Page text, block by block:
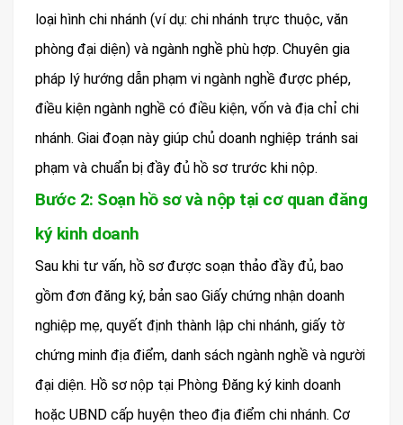
loại hình chi nhánh (ví dụ: chi nhánh trực thuộc, văn
phòng đại diện) và ngành nghề phù hợp. Chuyên gia
pháp lý hướng dẫn phạm vi ngành nghề được phép,
điều kiện ngành nghề có điều kiện, vốn và địa chỉ chi
nhánh. Giai đoạn này giúp chủ doanh nghiệp tránh sai
phạm và chuẩn bị đầy đủ hồ sơ trước khi nộp.
Bước 2: Soạn hồ sơ và nộp tại cơ quan đăng
ký kinh doanh
Sau khi tư vấn, hồ sơ được soạn thảo đầy đủ, bao
gồm đơn đăng ký, bản sao Giấy chứng nhận doanh
nghiệp mẹ, quyết định thành lập chi nhánh, giấy tờ
chứng minh địa điểm, danh sách ngành nghề và người
đại diện. Hồ sơ nộp tại Phòng Đăng ký kinh doanh
hoặc UBND cấp huyện theo địa điểm chi nhánh. Cơ